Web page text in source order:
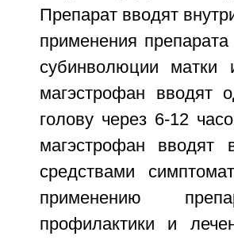
Препарат вводят
применения
субинволюции матки
магэстрофан вводят
голову через 6-12
магэстрофан
средствами
применению
профилактики и